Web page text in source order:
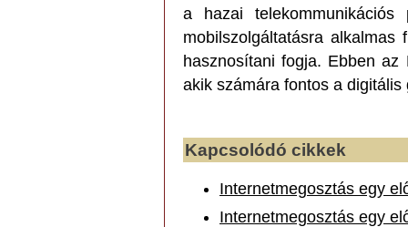
a hazai
mobilszolgáltatásra alkalmas
hasznosítani fogja. Ebben
akik számára fontos a
Kapcsolódó cikkek
Internetmegosztás egy
Internetmegosztás egy